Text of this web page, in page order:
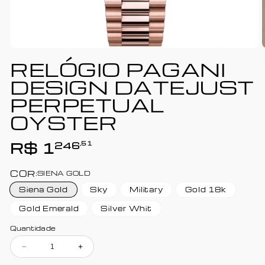
RELÓGIO PAGANI
DESIGN DATEJUST
PERPETUAL
OYSTER
Preço
normal
R$ 1246,51
COR:SIENA GOLD
Siena Gold Sky Military Gold 18k
Gold Emerald Silver Whit
Quantidade
Diminuir
a
Aumentar
a